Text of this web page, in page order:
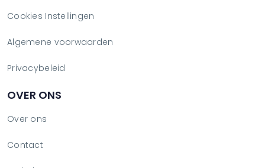
Cookies Instellingen
Algemene voorwaarden
Privacybeleid
OVER ONS
Over ons
Contact